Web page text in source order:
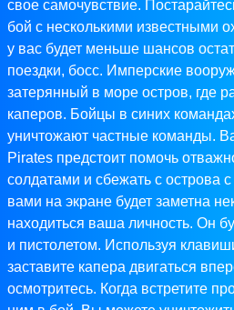
свое самочувствие.
бой с несколькими известными
у вас будет меньше шансов
поездки, босс. Имперские
затерянный в море остров, где
каперов. Бойцы в синих
уничтожают частные команды.
Pirates предстоит помочь
солдатами и сбежать с острова
вами на экране будет заметна
находиться ваша личность. Он
и пистолетом. Используя
заставите капера двигаться
осмотритесь. Когда встретите